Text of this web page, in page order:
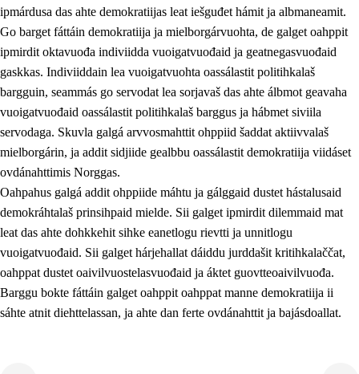
2. Oahppama prinsihpat, ovdáneapmi ja oahppahábmen
2.1 Sosiála oahppan ja ovdáneapmi
2.2 Gealbu fágain
2.3 Vuođđogálggat
2.4 Oahppat oahppat
Fágaidrasttideaddji fáttát
2.5 Fágaidrasttideaddji fáttát
2.5.1 Álbmotdearvvašvuohta ja eallimis birget
2.5.2 Demokratiija ja mielborgárvuohta
2.5.3 Guoddevaš ovdáneapmi
ipmárdusa das ahte demokratiijas leat iešguđet hámit ja albmaneamit.
Go barget fáttáin demokratiija ja mielborgárvuohta, de galget oahppit
ipmirdit oktavuođa indiviidda vuoigatvuođaid ja geatnegasvuođaid
gaskkas. Indiviiddain lea vuoigatvuohta oassálastit politihkalaš
bargguin, seammás go servodat lea sorjavaš das ahte álbmot geavaha
vuoigatvuođaid oassálastit politihkalaš barggus ja hábmet siviila
servodaga. Skuvla galgá arvvosmahttit ohppiid šaddat aktiivvalaš
mielborgárin, ja addit sidjiide gealbbu oassálastit demokratiija viidáset
ovdánahttimis Norggas.
Oahpahus galgá addit ohppiide máhtu ja gálggaid dustet hástalusaid
demokráhtalaš prinsihpaid mielde. Sii galget ipmirdit dilemmaid mat
leat das ahte dohkkehit sihke eanetlogu rievtti ja unnitlogu
vuoigatvuođaid. Sii galget hárjehallat dáiddu jurddašit kritihkalaččat,
oahppat dustet oaivilvuostelasvuođaid ja áktet guovtteoaivilvuođa.
Barggu bokte fáttáin galget oahppit oahppat manne demokratiija ii
sáhte atnit diehttelassan, ja ahte dan ferte ovdánahttit ja bajásdoallat.